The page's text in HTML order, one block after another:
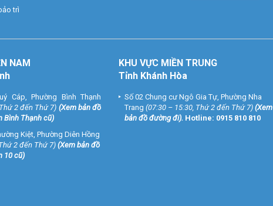
trì
NAM
Cáp, Phường Bình Thạnh
2 đến Thứ 7) (Xem bản đồ
Bình Thạnh cũ)
Kiệt, Phường Diên Hồng
2 đến Thứ 7)(Xem bản đồ
10 cũ)
KHU VỰC MIỀN TRUNG
Tỉnh Khánh Hòa
Số 02 Chung cư Ngô Gia Tự, Phường Nha
Trang (07:30 – 15:30, Thứ 2 đến Thứ 7) (Xem
bản đồ đường đi). Hotline: 0915 810 810